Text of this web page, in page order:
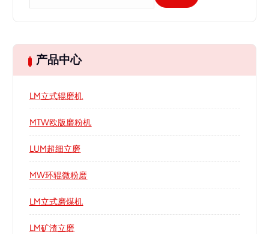
产品中心
LM立式辊磨机
MTW欧版磨粉机
LUM超细立磨
MW环辊微粉磨
LM立式磨煤机
LM矿渣立磨